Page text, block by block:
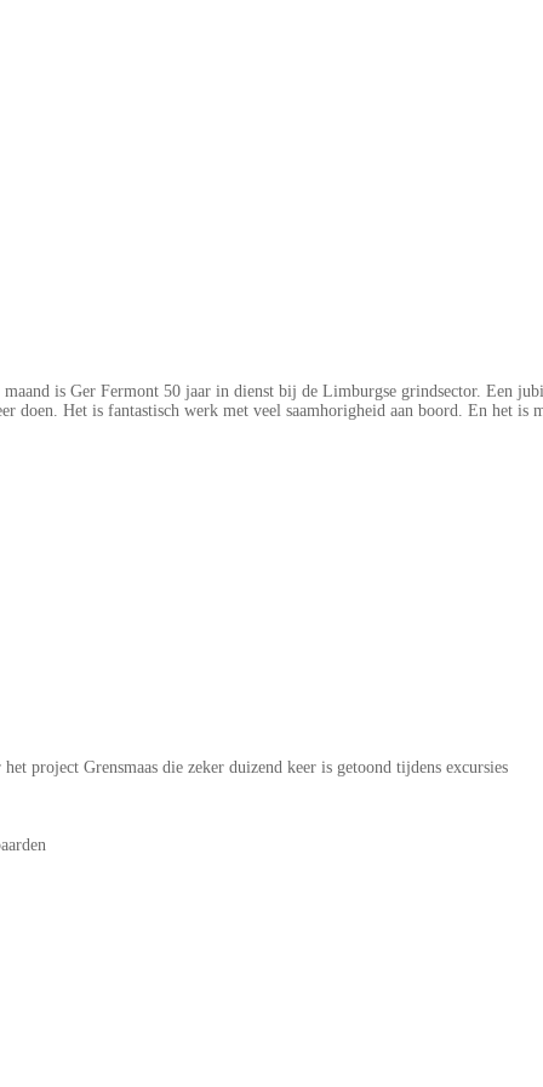
is Ger Fermont 50 jaar in dienst bij de Limburgse grindsector. Een
doen. Het is fantastisch werk met veel saamhorigheid aan boord. En het is